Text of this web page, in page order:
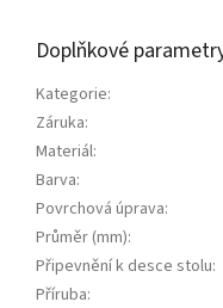
Doplňkové
Kategorie:
Záruka:
Materiál:
Barva:
Povrchová úprava:
Průměr (mm):
Připevnění k desce stolu:
Příruba: